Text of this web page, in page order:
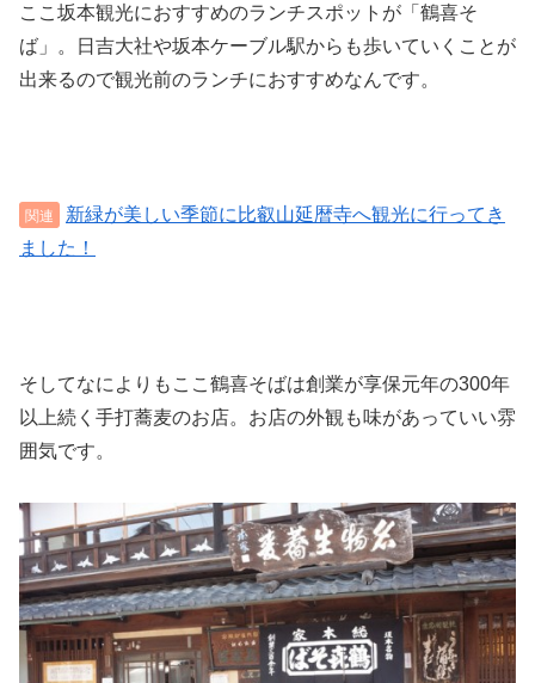
ここ坂本観光におすすめのランチスポットが「鶴喜そ
ば」。日吉大社や坂本ケーブル駅からも歩いていくことが
出来るので観光前のランチにおすすめなんです。
新緑が美しい季節に比叡山延暦寺へ観光に行ってき
ました！
そしてなによりもここ鶴喜そばは創業が享保元年の300年
以上続く手打蕎麦のお店。お店の外観も味があっていい雰
囲気です。